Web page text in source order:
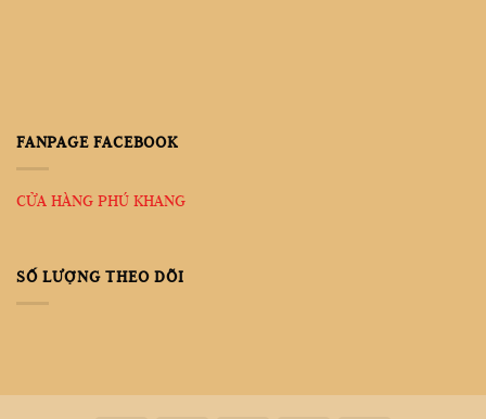
FANPAGE FACEBOOK
CỬA HÀNG PHÚ KHANG
SỐ LƯỢNG THEO DÕI